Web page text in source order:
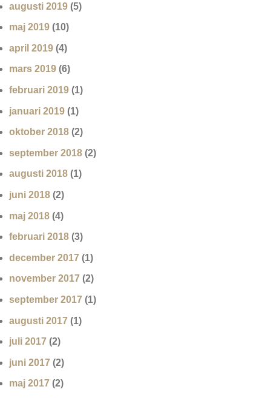
augusti 2019 (5)
maj 2019 (10)
april 2019 (4)
mars 2019 (6)
februari 2019 (1)
januari 2019 (1)
oktober 2018 (2)
september 2018 (2)
augusti 2018 (1)
juni 2018 (2)
maj 2018 (4)
februari 2018 (3)
december 2017 (1)
november 2017 (2)
september 2017 (1)
augusti 2017 (1)
juli 2017 (2)
juni 2017 (2)
maj 2017 (2)